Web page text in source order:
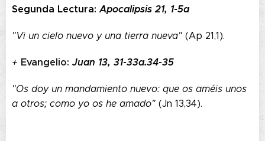
Segunda Lectura:Apocalipsis 21, 1-5a
"Vi un cielo nuevo y una tierra nueva" (Ap 21,1).
+ Evangelio: Juan 13, 31-33a.34-35
"Os doy un mandamiento nuevo: que os améis unos
a otros; como yo os he amado" (Jn 13,34).